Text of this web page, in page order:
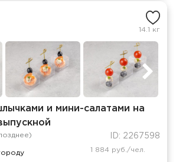
14.1 кг
и мини-салатами на
ID: 2267598
1 884 руб./чел.